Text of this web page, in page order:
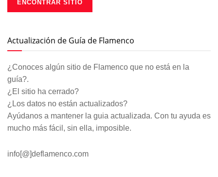
Actualización de Guía de Flamenco
¿Conoces algún sitio de Flamenco que no está en la
guía?.
¿El sitio ha cerrado?
¿Los datos no están actualizados?
Ayúdanos a mantener la guia actualizada. Con tu ayuda es
mucho más fácil, sin ella, imposible.
info[@]deflamenco.com